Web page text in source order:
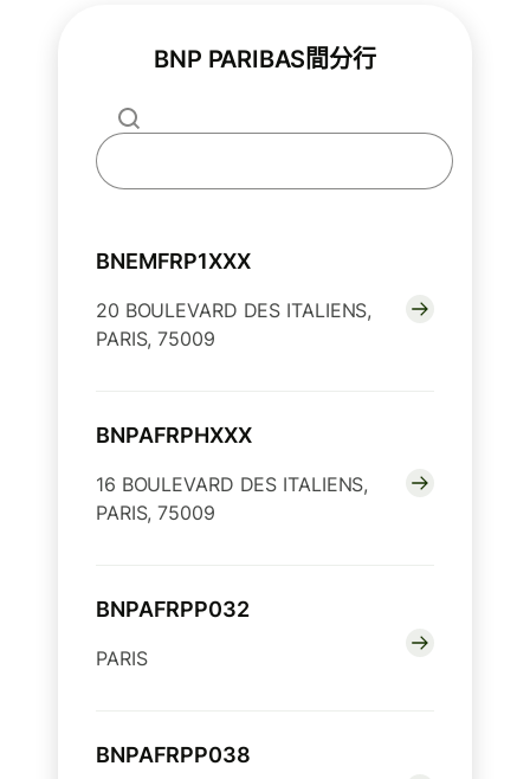
BNP PARIBAS間分行
BNEMFRP1XXX
20 BOULEVARD DES ITALIENS,
PARIS, 75009
BNPAFRPHXXX
16 BOULEVARD DES ITALIENS,
PARIS, 75009
BNPAFRPP032
PARIS
BNPAFRPP038